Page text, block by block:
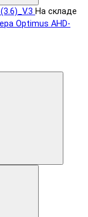
На складе
Optimus AHD-